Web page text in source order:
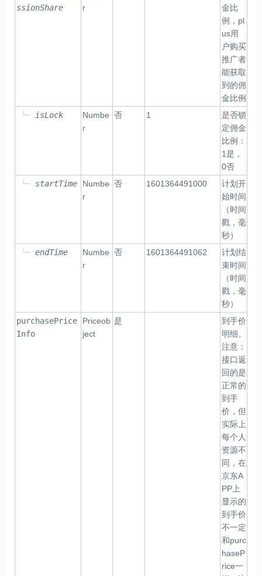
ssionShare
r
金比
例，pl
us用
户购买
推广者
能获取
到的佣
金比例
└─
isLock
Numbe
r
否 1
是否锁
定佣金
比例：
1是，
0否
└─ startTime
Numbe
r
否 1601364491000
计划开
始时间
（时间
戳，毫
秒）
└─ endTime
Numbe
r
否 1601364491062
计划结
束时间
（时间
戳，毫
秒）
purchasePrice
Info
Priceob
ject
是
到手价
明细。
注意：
接口返
回的是
正常的
到手
价，但
实际上
每个人
资源不
同，在
京东A
PP上
显示的
到手价
不一定
和purc
haseP
rice一